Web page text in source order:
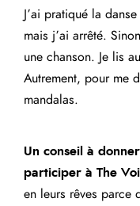
J’ai pratiqué la
mais j’ai arrêté.
une chanson. Je lis
Autrement, pour me
mandalas.
Un conseil à
participer à The
en leurs rêves parce